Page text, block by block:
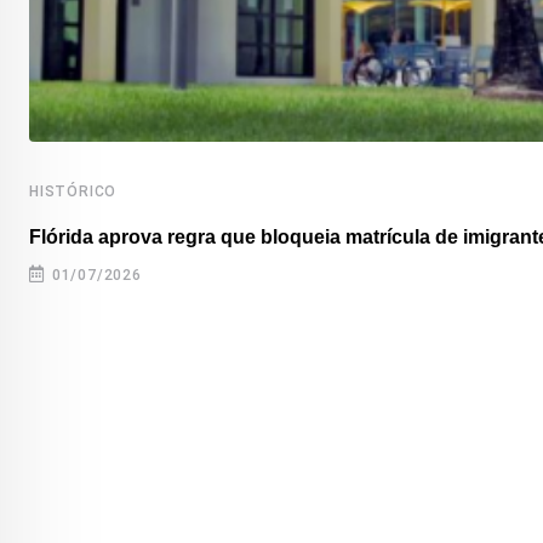
HISTÓRICO
Flórida aprova regra que bloqueia matrícula de
01/07/2026